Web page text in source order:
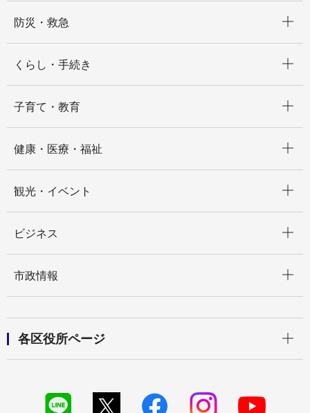
防災・救急
くらし・手続き
子育て・教育
健康・医療・福祉
観光・イベント
ビジネス
市政情報
各区役所ページ